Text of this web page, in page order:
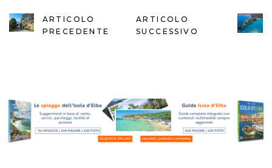
ARTICOLO
PRECEDENTE
ARTICOLO
SUCCESSIVO